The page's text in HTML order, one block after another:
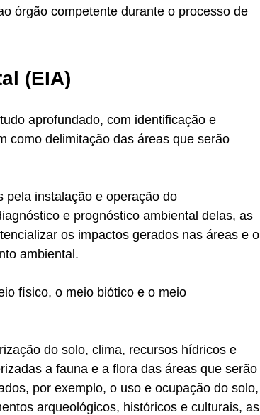
órgão competente durante o processo de
(EIA)
aprofundado, com identificação e
como delimitação das áreas que serão
pela instalação e operação do
e prognóstico ambiental delas, as
os impactos gerados nas áreas e o
ambiental.
físico, o meio biótico e o meio
do solo, clima, recursos hídricos e
a fauna e a flora das áreas que serão
por exemplo, o uso e ocupação do solo,
arqueológicos, históricos e culturais, as